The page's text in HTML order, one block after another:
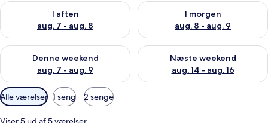
I aften
aug. 7 - aug. 8
Tjek tilgængelighed for i aften aug. 7 - aug. 8
I morgen
aug. 8 - aug. 9
Tjek tilgængelighed for i
Denne weekend
aug. 7 - aug. 9
Tjek tilgængelighed for denne weekend aug. 7 - aug. 9
Næste weekend
aug. 14 - aug. 16
Tjek tilgængelighed for næste
Tilgængelige
filtre
for
Alle værelser 1 seng 2 senge